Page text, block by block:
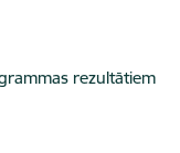
rezultātiem